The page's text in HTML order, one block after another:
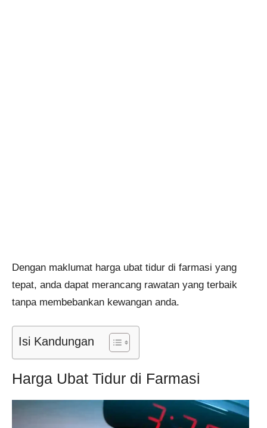
Dengan maklumat harga ubat tidur di farmasi yang
tepat, anda dapat merancang rawatan yang terbaik
tanpa membebankan kewangan anda.
Isi Kandungan
Harga Ubat Tidur di Farmasi